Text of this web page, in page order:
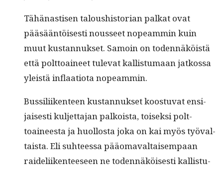
Tähä­nas­tisen taloushis­to­ri­an palkat ovat
pääsään­töis­es­ti nousseet nopeam­min kuin
muut kus­tan­nuk­set. Samoin on toden­näköistä
että polt­toaineet tule­vat kallis­tu­maan jatkos­sa
yleistä inflaa­tio­ta nopeammin.
Bus­sili­iken­teen kus­tan­nuk­set koos­t­u­vat ensi­
jais­es­ti kul­jet­ta­jan palkoista, toisek­si polt­
toaineesta ja huol­losta joka on kai myös työ­val­
taista. Eli suh­teessa pääo­maval­taisem­paan
raideli­iken­teeseen ne toden­näköis­es­ti kallis­tu­